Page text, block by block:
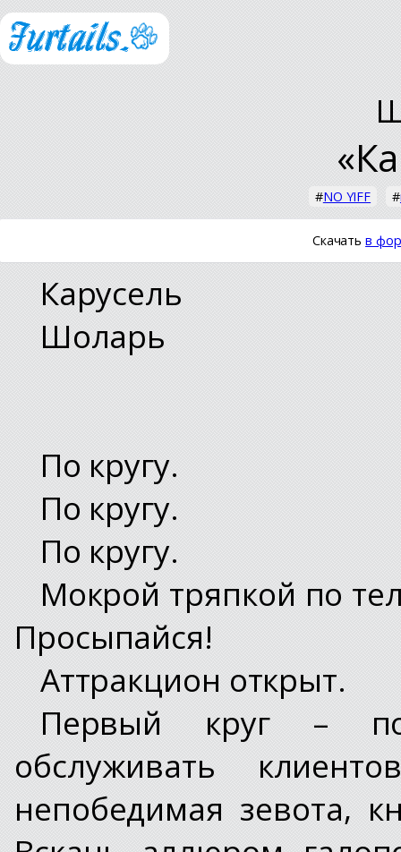
#NO YIFF #
Скачатьв
Карусель
Шоларь
По кругу.
По кругу.
По кругу.
Мокрой тряпкой по
Просыпайся!
Аттракцион открыт.
Первый круг –
обслуживать
непобедимая зевота,